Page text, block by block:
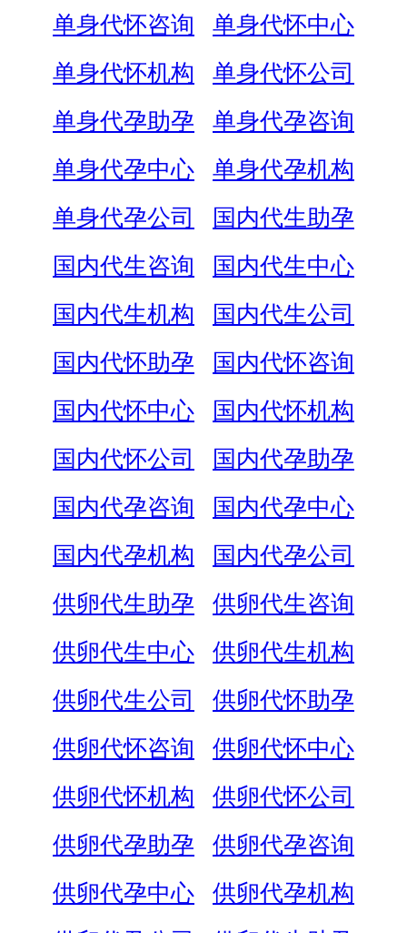
单身代怀咨询
单身代怀中心
单身代怀机构
单身代怀公司
单身代孕助孕
单身代孕咨询
单身代孕中心
单身代孕机构
单身代孕公司
国内代生助孕
国内代生咨询
国内代生中心
国内代生机构
国内代生公司
国内代怀助孕
国内代怀咨询
国内代怀中心
国内代怀机构
国内代怀公司
国内代孕助孕
国内代孕咨询
国内代孕中心
国内代孕机构
国内代孕公司
供卵代生助孕
供卵代生咨询
供卵代生中心
供卵代生机构
供卵代生公司
供卵代怀助孕
供卵代怀咨询
供卵代怀中心
供卵代怀机构
供卵代怀公司
供卵代孕助孕
供卵代孕咨询
供卵代孕中心
供卵代孕机构